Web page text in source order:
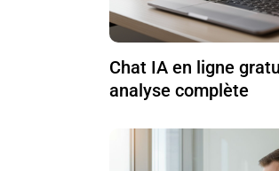
Chat IA en ligne
analyse complète